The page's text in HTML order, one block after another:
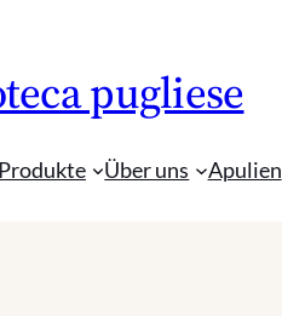
pugliese
Über uns Apulien